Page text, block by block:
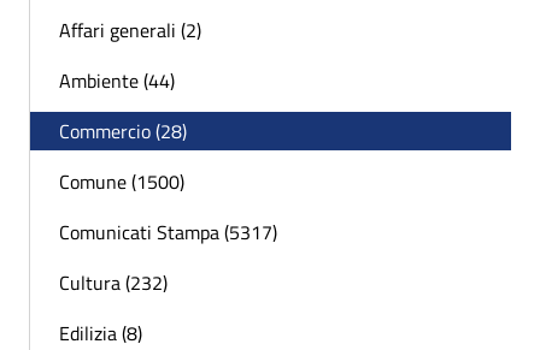
Affari generali (2)
Ambiente (44)
Commercio (28)
Comune (1500)
Comunicati Stampa (5317)
Cultura (232)
Edilizia (8)